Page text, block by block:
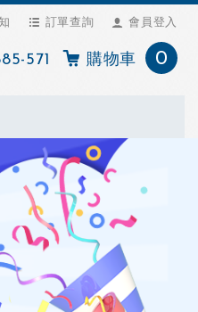
訂單查詢 會員登入
571 購物車 0